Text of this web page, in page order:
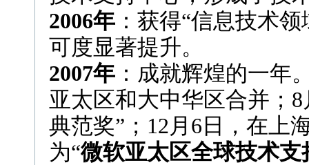
2006年 ：获得“信息技术
可度显著提升。
2007年 ：成就辉煌的一年
亚太区和大中华区合并；
典范奖”；12月6日，在上
为“微软亚太区全球技术支